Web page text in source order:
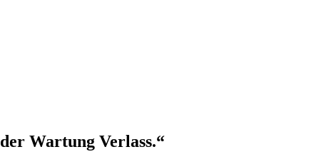
Wartung Verlass.“